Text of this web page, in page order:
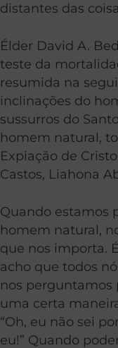
distantes das
Élder David A.
teste da
resumida na
inclinações do
sussurros do
homem natural,
Expiação de
Castos, Liahona
Quando estamos
homem natural,
que nos importa.
acho que todos
nos perguntamos
uma certa
“Oh, eu não sei
eu!” Quando